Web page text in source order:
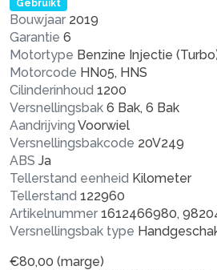
Gebruikt
Bouwjaar 2019
Garantie 6
Motortype Benzine Injectie
Motorcode HN05, HNS
Cilinderinhoud 1200
Versnellingsbak 6 Bak, 6 Bak
Aandrijving Voorwiel
Versnellingsbakcode 20V249
ABS Ja
Tellerstand eenheid Kilometer
Tellerstand 122960
Artikelnummer 1612466980,
Versnellingsbak type
€80,00 (marge)